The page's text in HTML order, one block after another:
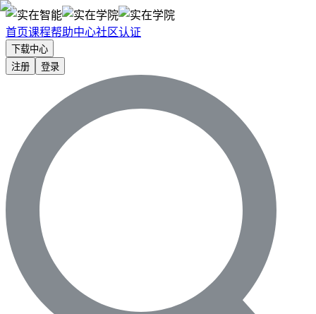
首页课程帮助中心社区认证
下载中心
注册
登录